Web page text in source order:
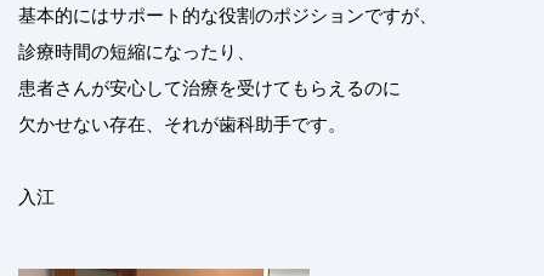
基本的にはサポート的な役割のポジションですが、
診療時間の短縮になったり、
患者さんが安心して治療を受けてもらえるのに
欠かせない存在、それが歯科助手です。
入江